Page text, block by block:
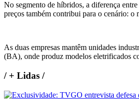
No segmento de híbridos, a diferença
preços também contribui para o cenário:
As duas empresas mantêm unidades
(BA), onde produz modelos eletrificados
/+ Lidas /